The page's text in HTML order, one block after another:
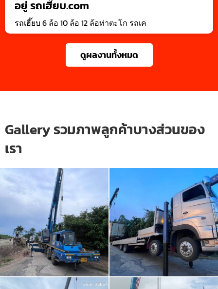
อยู่ รถเฮี๊ยบ.com
รถเฮี๊ยบ 6 ล้อ 10 ล้อ 12 ล้อท่าตะโก รถเค
ดูผลงานทั้งหมด
Gallery รวมภาพลูกค้าบางส่วนของ
เรา